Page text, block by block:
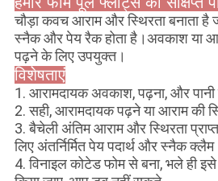
चौड़ा कवच आराम और स्थिरता बनाता
स्नैक और पेय रैक होता है।अवकाश या
पढ़ने के लिए उपयुक्त।
विशेषताएं
1. आरामदायक अवकाश, पढ़ना, और पानी
2. सही, आरामदायक पढ़ने या आराम की
3. बैचेली अंतिम आराम और स्थिरता
लिए अंतर्निर्मित पेय पदार्थ और स्नैक क्लैम
4. विनाइल कोटेड फोम से बना, भले ही